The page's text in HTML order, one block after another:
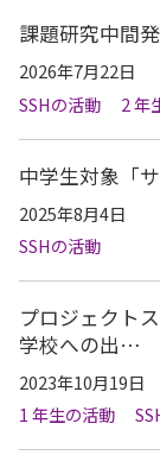
課題研究中間発
2026年7月22日
SSHの活動
2 年
中学生対象「
2025年8月4日
SSHの活動
プロジェクト
学校への出…
2023年10月19日
1 年生の活動